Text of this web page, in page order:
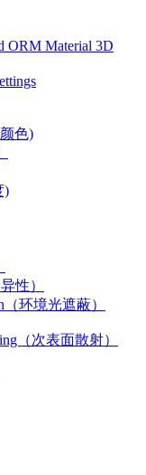
ORM Material 3D
色)
)
性）
（环境光遮蔽）
（次表面散射）